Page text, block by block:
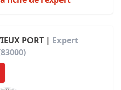
PORT | Expert